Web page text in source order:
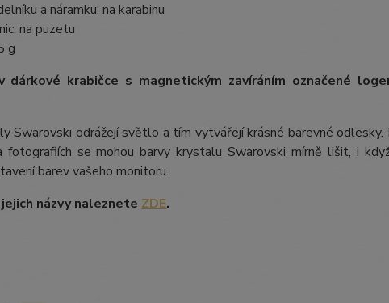
a náramku: na karabinu
na puzetu
g
dárkové krabičce s magnetickým zavíráním označené
Swarovski odrážejí světlo a tím vytvářejí krásné barevné
fotografiích se mohou barvy krystalu Swarovski mírně lišit, i
barev vašeho monitoru.
názvy naleznete ZDE.